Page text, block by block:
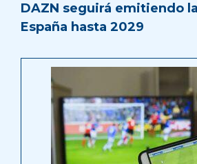
DAZN seguirá emitiendo
España hasta 2029